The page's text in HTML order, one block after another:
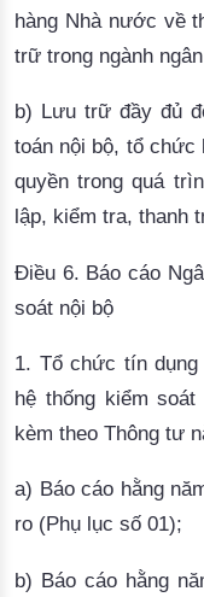
hàng Nhà nước về
trữ trong ngành
b) Lưu trữ đầy đủ
toán nội bộ, tổ chức
quyền trong quá
lập, kiểm tra, thanh
Điều 6. Báo cáo
soát nội bộ
1. Tổ chức tín
hệ thống kiểm
kèm theo Thông tư
a) Báo cáo hằng
ro (Phụ lục số 01);
b) Báo cáo hằng